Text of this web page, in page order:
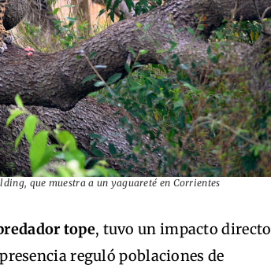
que muestra a un yaguareté en Corrientes
tope, tuvo un impacto directo
reguló poblaciones de